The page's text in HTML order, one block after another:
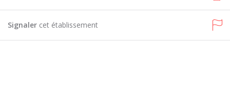
Signaler cet établissement